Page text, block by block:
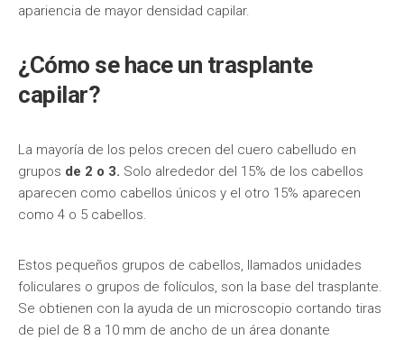
apariencia de mayor densidad capilar.
¿Cómo se hace un trasplante
capilar?
La mayoría de los pelos crecen del cuero cabelludo en
grupos de 2 o 3. Solo alrededor del 15% de los cabellos
aparecen como cabellos únicos y el otro 15% aparecen
como 4 o 5 cabellos.
Estos pequeños grupos de cabellos, llamados unidades
foliculares o grupos de folículos, son la base del trasplante.
Se obtienen con la ayuda de un microscopio cortando tiras
de piel de 8 a 10 mm de ancho de un área donante